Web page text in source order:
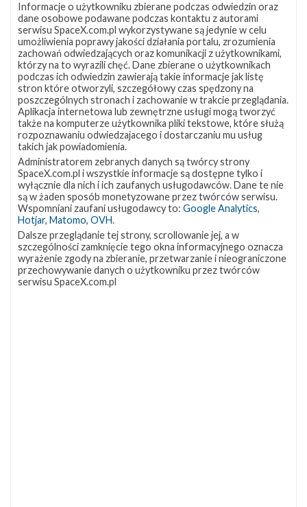
Z NASZEGO TWITTERA
Śledź nas na Twitterze
OSTATNIO POPULARNE
NAJPOPULARNIEJSZE TEMATY
Falcon 9 1047 Starlink 562 SLC-40 522
OCISLY 337 LC-39A 292 SLC-4E 284
NASA Lądowanie JRTI 214
ASOG Dragon 2 145 Osłony ładunku
Starship 107 Landing Zone 1
Informacje o użytkowniku zbierane podczas odwiedzin oraz
dane osobowe podawane podczas kontaktu z autorami
serwisu SpaceX.com.pl wykorzystywane są jedynie w celu
umożliwienia poprawy jakości działania portalu, zrozumienia
zachowań odwiedzających oraz komunikacji z użytkownikami,
którzy na to wyrazili chęć. Dane zbierane o użytkownikach
podczas ich odwiedzin zawierają takie informacje jak listę
stron które otworzyli, szczegółowy czas spędzony na
poszczególnych stronach i zachowanie w trakcie przeglądania.
Aplikacja internetowa lub zewnętrzne usługi mogą tworzyć
także na komputerze użytkownika pliki tekstowe, które służą
rozpoznawaniu odwiedzajacego i dostarczaniu mu usług
takich jak powiadomienia.
Administratorem zebranych danych są twórcy strony
SpaceX.com.pl i wszystkie informacje są dostępne tylko i
wyłącznie dla nich i ich zaufanych usługodawców. Dane te nie
są w żaden sposób monetyzowane przez twórców serwisu.
Wspomniani zaufani usługodawcy to: Google Analytics,
Hotjar, Matomo, OVH.
Dalsze przeglądanie tej strony, scrollowanie jej, a w
szczególności zamknięcie tego okna informacyjnego oznacza
wyrażenie zgody na zbieranie, przetwarzanie i nieograniczone
przechowywanie danych o użytkowniku przez twórców
serwisu SpaceX.com.pl